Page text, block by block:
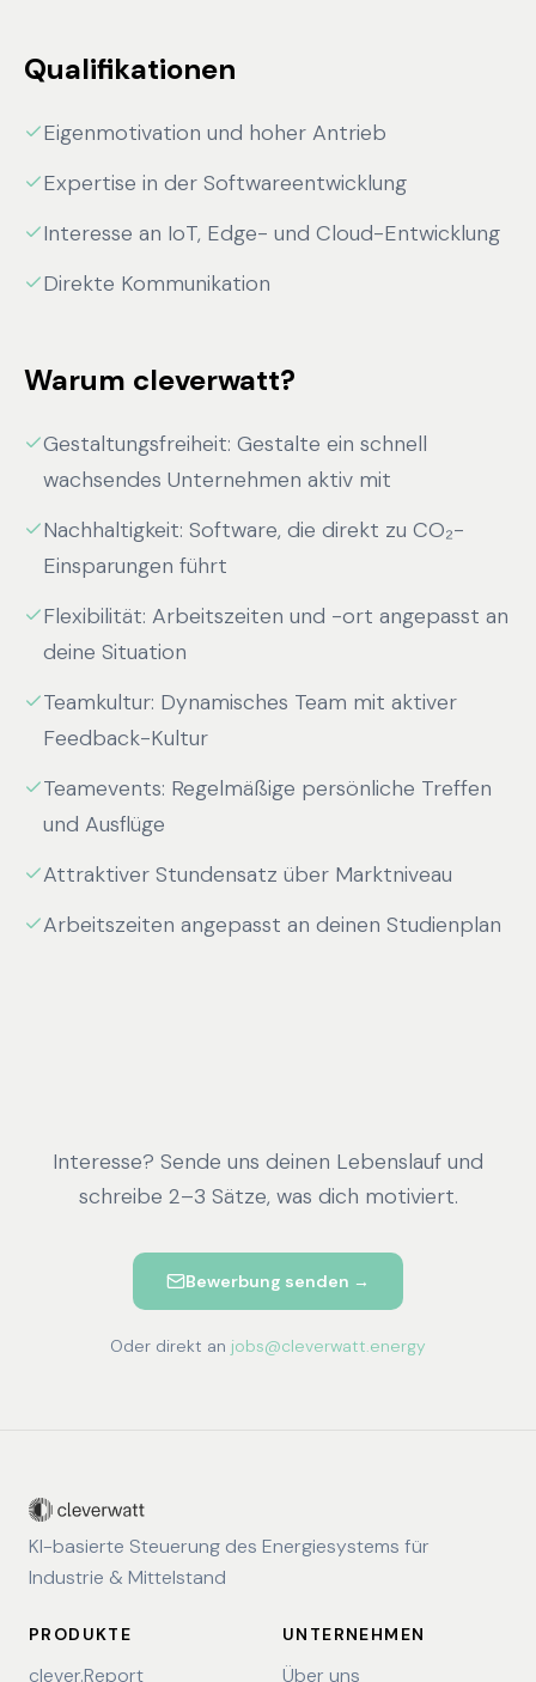
Qualifikationen
Eigenmotivation und hoher Antrieb
Expertise in der Softwareentwicklung
Interesse an IoT, Edge- und Cloud-Entwicklung
Direkte Kommunikation
Warum cleverwatt?
Gestaltungsfreiheit: Gestalte ein schnell
wachsendes Unternehmen aktiv mit
Nachhaltigkeit: Software, die direkt zu CO₂-
Einsparungen führt
Flexibilität: Arbeitszeiten und -ort angepasst an
deine Situation
Teamkultur: Dynamisches Team mit aktiver
Feedback-Kultur
Teamevents: Regelmäßige persönliche Treffen
und Ausflüge
Attraktiver Stundensatz über Marktniveau
Arbeitszeiten angepasst an deinen Studienplan
Interesse? Sende uns deinen Lebenslauf und
schreibe 2–3 Sätze, was dich motiviert.
Bewerbung senden →
Oder direkt an jobs@cleverwatt.energy
KI-basierte Steuerung des Energiesystems für
Industrie & Mittelstand
PRODUKTE
clever.Report
UNTERNEHMEN
Über uns